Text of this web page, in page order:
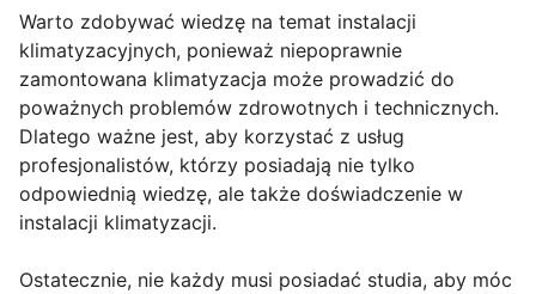
Warto zdobywać wiedzę na temat instalacji
klimatyzacyjnych, ponieważ niepoprawnie
zamontowana klimatyzacja może prowadzić do
poważnych problemów zdrowotnych i technicznych.
Dlatego ważne jest, aby korzystać z usług
profesjonalistów, którzy posiadają nie tylko
odpowiednią wiedzę, ale także doświadczenie w
instalacji klimatyzacji.
Ostatecznie, nie każdy musi posiadać studia, aby móc